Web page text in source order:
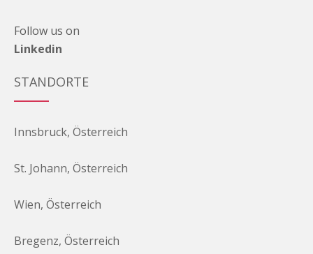
Follow us on
Linkedin
STANDORTE
Innsbruck, Österreich
St. Johann, Österreich
Wien, Österreich
Bregenz, Österreich